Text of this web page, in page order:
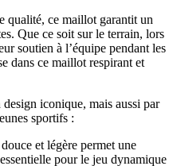
qualité, ce maillot garantit un
Que ce soit sur le terrain, lors
soutien à l’équipe pendant les
dans ce maillot respirant et
iconique, mais aussi par
sportifs :
et légère permet une
pour le jeu dynamique